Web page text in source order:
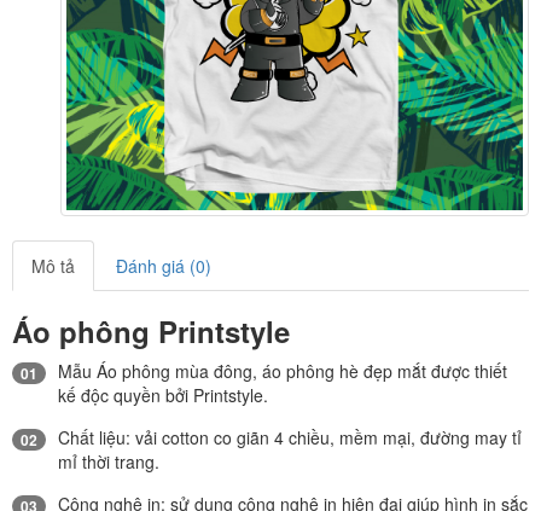
Mô tả Đánh giá (0)
Áo phông Printstyle
01
Mẫu Áo phông mùa đông, áo phông hè đẹp mắt được thiết
kế độc quyền bởi Printstyle.
02
Chất liệu: vải cotton co giãn 4 chiều, mềm mại, đường may tỉ
mỉ thời trang.
03
Công nghệ in: sử dụng công nghệ in hiện đại giúp hình in sắc